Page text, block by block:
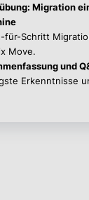
Migration
für-Schritt
Move.
und
Erkenntnisse